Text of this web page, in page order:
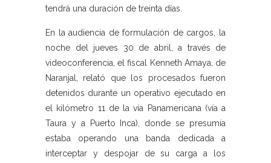
tendrá una duración de treinta días.
En la audiencia de formulación de cargos, la
noche del jueves 30 de abril, a través de
videoconferencia, el fiscal Kenneth Amaya, de
Naranjal, relató que los procesados fueron
detenidos durante un operativo ejecutado en
el kilómetro 11 de la vía Panamericana (vía a
Taura y a Puerto Inca), donde se presumía
estaba operando una banda dedicada a
interceptar y despojar de su carga a los